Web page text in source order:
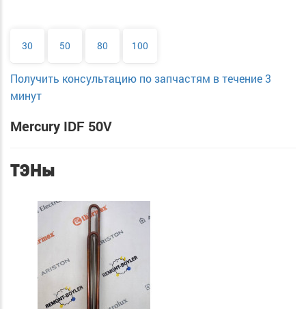
30 50 80 100
Получить консультацию по запчастям в течение 3
минут
Mercury IDF 50V
ТЭНы